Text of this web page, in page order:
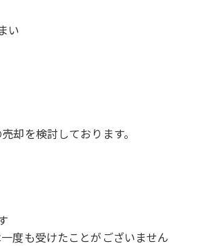
い
却を検討しております。
度も受けたことがございません